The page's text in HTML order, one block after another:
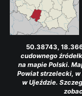
50.38743,
cudownego
na mapie Polski.
Powiat strzelecki, w
w Ujeździe.